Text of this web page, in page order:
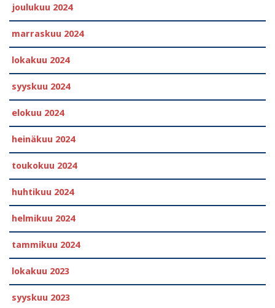
joulukuu 2024
marraskuu 2024
lokakuu 2024
syyskuu 2024
elokuu 2024
heinäkuu 2024
toukokuu 2024
huhtikuu 2024
helmikuu 2024
tammikuu 2024
lokakuu 2023
syyskuu 2023